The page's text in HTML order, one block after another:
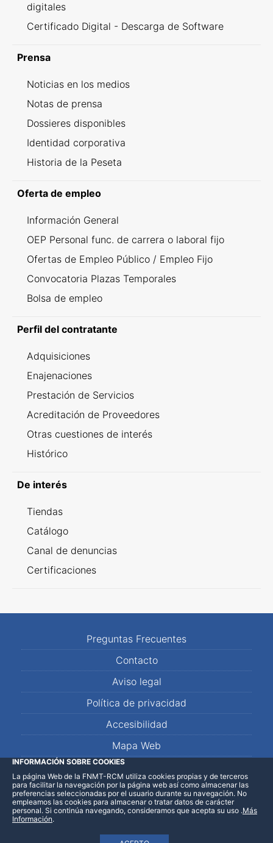
digitales
Certificado Digital - Descarga de Software
Prensa
Noticias en los medios
Notas de prensa
Dossieres disponibles
Identidad corporativa
Historia de la Peseta
Oferta de empleo
Información General
OEP Personal func. de carrera o laboral fijo
Ofertas de Empleo Público / Empleo Fijo
Convocatoria Plazas Temporales
Bolsa de empleo
Perfil del contratante
Adquisiciones
Enajenaciones
Prestación de Servicios
Acreditación de Proveedores
Otras cuestiones de interés
Histórico
De interés
Tiendas
Catálogo
Canal de denuncias
Certificaciones
Preguntas Frecuentes
Contacto
Aviso legal
Política de privacidad
Accesibilidad
Mapa Web
LinkedInFacebookWhatsApp
INFORMACIÓN SOBRE COOKIES
La página Web de la FNMT-RCM utiliza cookies propias y de terceros
para facilitar la navegación por la página web así como almacenar las
preferencias seleccionadas por el usuario durante su navegación. No
empleamos las cookies para almacenar o tratar datos de carácter
personal. Si continúa navegando, consideramos que acepta su uso .Más
Información.